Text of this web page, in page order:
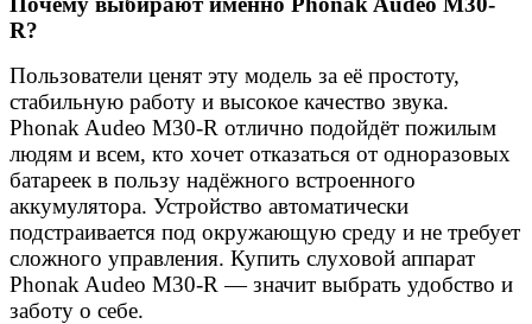
R?
Пользователи ценят эту модель за её простоту,
стабильную работу и высокое качество звука.
Phonak Audeo M30-R отлично подойдёт пожилым
людям и всем, кто хочет отказаться от одноразовых
батареек в пользу надёжного встроенного
аккумулятора. Устройство автоматически
подстраивается под окружающую среду и не требует
сложного управления. Купить слуховой аппарат
Phonak Audeo M30-R — значит выбрать удобство и
заботу о себе.